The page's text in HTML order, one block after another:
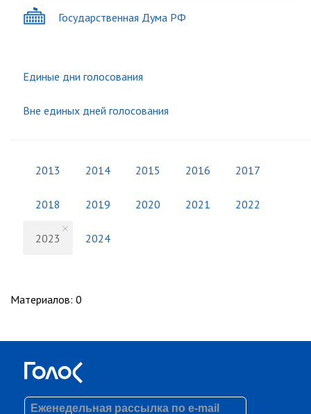
Государственная Дума РФ
Единые дни голосования
Вне единых дней голосования
2013 2014 2015 2016 2017
2018 2019 2020 2021 2022
2023 2024
Материалов: 0